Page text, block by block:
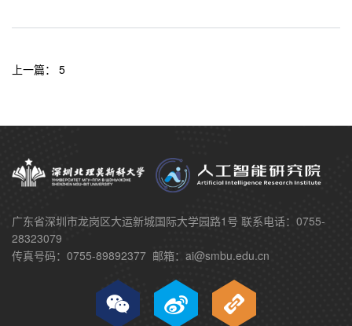
上一篇： 5
广东省深圳市龙岗区大运新城国际大学园路1号 联系电话：0755-
28323079
传真号码：0755-89892377 邮箱：ai@smbu.edu.cn